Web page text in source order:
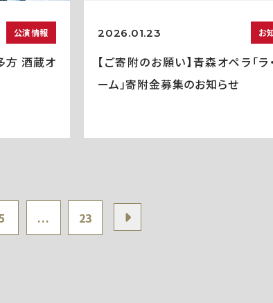
公演情報
方 酒蔵オ
2026.01.23 お
【ご寄附のお願い】青森オペラ「ラ
ーム」寄附金募集のお知らせ
... 23